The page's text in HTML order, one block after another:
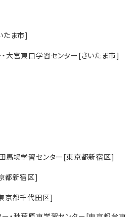
たま市]
大宮東口学習センター[さいたま市]
馬場学習センター[東京都新宿区]
都新宿区]
京都千代田区]